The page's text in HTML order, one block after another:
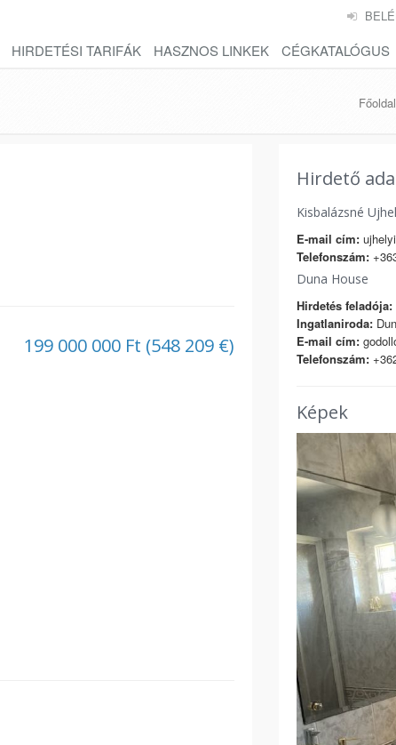
HIRDETÉSI TARIFÁK HASZNOS LINKEK CÉGKATALÓGUS
Főoldal
199 000 000 Ft (548 209 €)
Hirdető
Kisbalázsné
E-mail cím:
Telefonszám:
Duna House
Hirdetés feladója:
Ingatlaniroda:
E-mail cím:
Telefonszám:
Képek